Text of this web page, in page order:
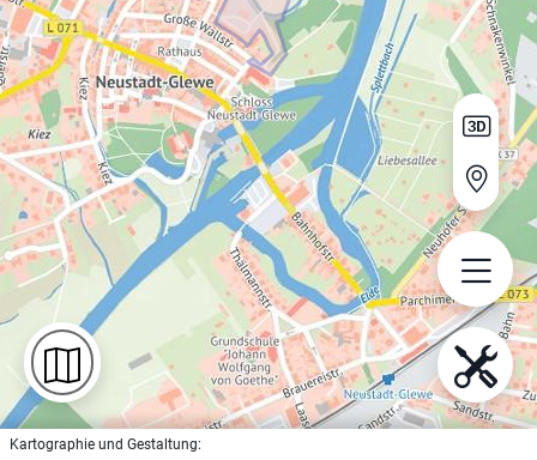
Kartographie und Gestaltung: